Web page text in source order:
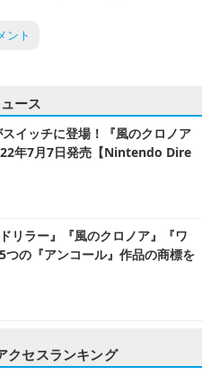
ント
ース
イッチに登場！『風のクロノア
年7月7日発売【Nintendo Dire
リラー』『風のクロノア』『ワ
つの『アンコール』作品の商標を
セスランキング